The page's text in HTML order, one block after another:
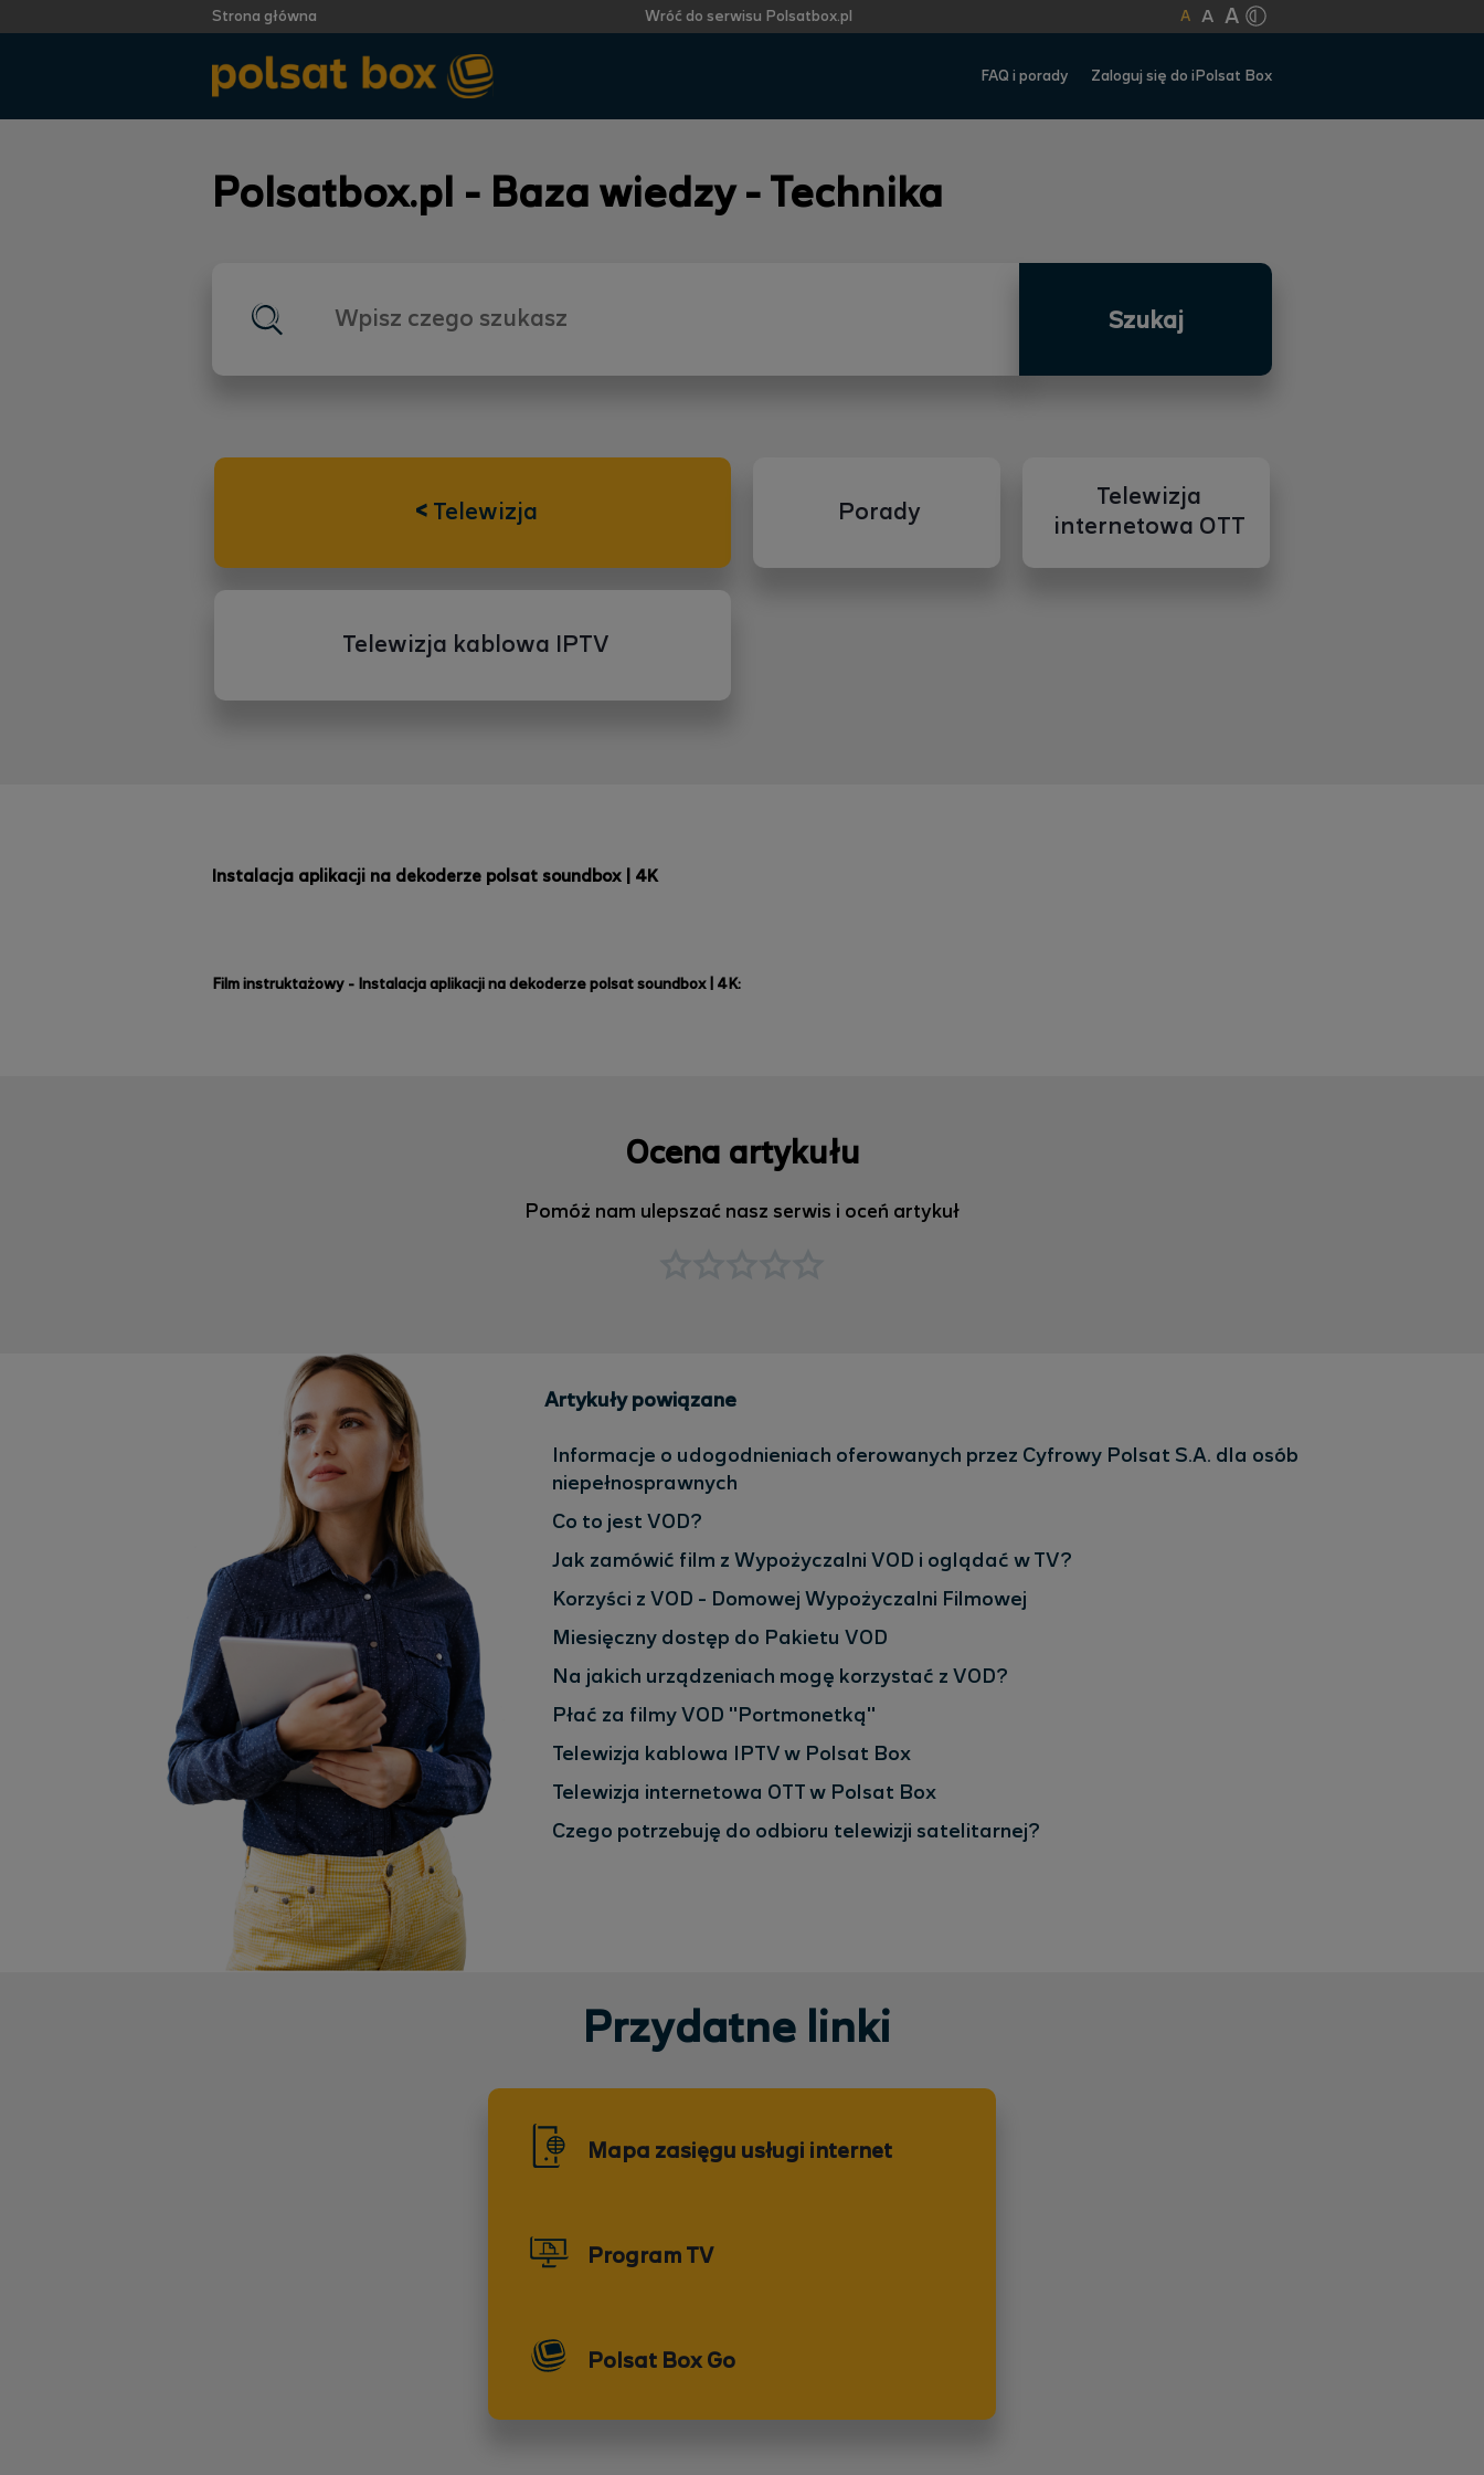
Strona główna Wróć do serwisu Polsatbox.pl A A A
FAQ i porady Zaloguj się do iPolsat Box
Polsatbox.pl - Baza wiedzy - Technika
Szukaj
< Telewizja Porady
Telewizja
internetowa OTT
Telewizja kablowa IPTV
Instalacja aplikacji na dekoderze polsat soundbox | 4K
Film instruktażowy - Instalacja aplikacji na dekoderze polsat soundbox | 4K:
Ocena artykułu
Pomóż nam ulepszać nasz serwis i oceń artykuł
Artykuły powiązane
Informacje o udogodnieniach oferowanych przez Cyfrowy Polsat S.A. dla osób
niepełnosprawnych
Co to jest VOD?
Jak zamówić film z Wypożyczalni VOD i oglądać w TV?
Korzyści z VOD - Domowej Wypożyczalni Filmowej
Miesięczny dostęp do Pakietu VOD
Na jakich urządzeniach mogę korzystać z VOD?
Płać za filmy VOD "Portmonetką"
Telewizja kablowa IPTV w Polsat Box
Telewizja internetowa OTT w Polsat Box
Czego potrzebuję do odbioru telewizji satelitarnej?
Przydatne linki
Mapa zasięgu usługi internet
Program TV
Polsat Box Go